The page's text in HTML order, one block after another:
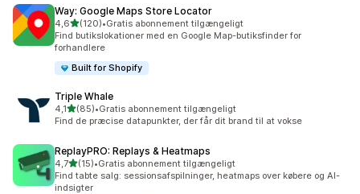
Way: Google Maps Store Locator
4,6ud af 5 stjerner
(120)
120 anmeldelser i alt
•Gratis abonnement tilgængeligt
Find butikslokationer med en Google Map-butiksfinder for
forhandlere
Built for Shopify
Triple Whale
4,1ud af 5 stjerner
(85)
85 anmeldelser i alt
•Gratis abonnement tilgængeligt
Find de præcise datapunkter, der får dit brand til at vokse
ReplayPRO: Replays & Heatmaps
4,7ud af 5 stjerner
(15)
15 anmeldelser i alt
•Gratis abonnement tilgængeligt
Find tabte salg: sessionsafspilninger, heatmaps over købere og AI-
indsigter